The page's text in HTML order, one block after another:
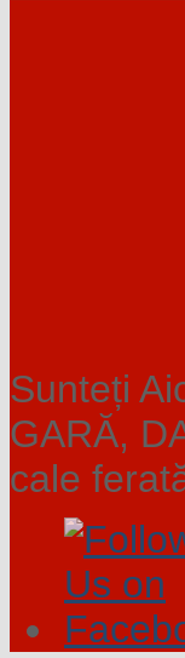
Sunteți
GARĂ,
cale